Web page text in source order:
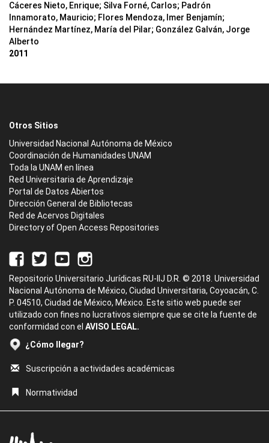
Cáceres Nieto, Enrique; Silva Forné, Carlos; Padrón
Innamorato, Mauricio; Flores Mendoza, Imer Benjamín;
Hernández Martínez, María del Pilar; González Galván, Jorge
Alberto
2011
Otros Sitios
Universidad Nacional Autónoma de México
Coordinación de Humanidades UNAM
Toda la UNAM en línea
Red Universitaria de Aprendizaje
Portal de Datos Abiertos
Dirección General de Bibliotecas
Red de Acervos Digitales
Directory of Open Access Repositories
Repositorio Universitario Jurídicas RU-IIJ D.R. © 2018. Universidad
Nacional Autónoma de México, Ciudad Universitaria, Coyoacán, C.
P. 04510, Ciudad de México, México. Este sitio web puede ser
utilizado con fines no lucrativos siempre que se cite la fuente de
conformidad con el AVISO LEGAL.
¿Cómo llegar?
Suscripción a actividades académicas
Normatividad